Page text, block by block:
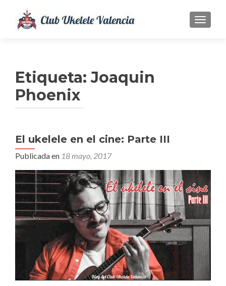
Etiqueta:Joaquin
Phoenix
El ukelele en el cine: Parte III
Publicada en 18 mayo, 2017